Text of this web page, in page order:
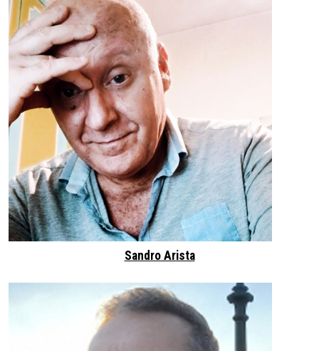
Sandro Arista